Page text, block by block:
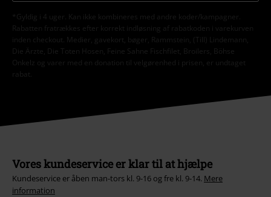
*Gyldig i 4 uger. Kan ikke kombineres med andre koder/kampagner.
Rabatten fratrækkes efter korrekt indløsning af rabatkoden i varekurven
inden checkout. Medier, gavekort, bøger, Rammstein, (Till) Lindemann,
Die Ärzte, Die Toten Hosen, Feine Sahne Fischfilet, Broilers, Böhse
Onkelz og varer med en donation til velgørenhed i prisen, er undtaget
rabat.
Vores kundeservice er klar til at hjælpe
Kundeservice er åben man-tors kl. 9-16 og fre kl. 9-14. Mere
information